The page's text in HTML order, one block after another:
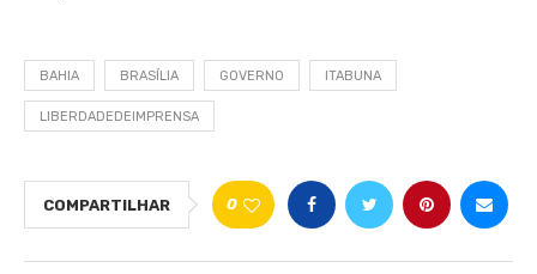
BAHIA BRASÍLIA GOVERNO ITABUNA
LIBERDADEDEIMPRENSA
COMPARTILHAR 0